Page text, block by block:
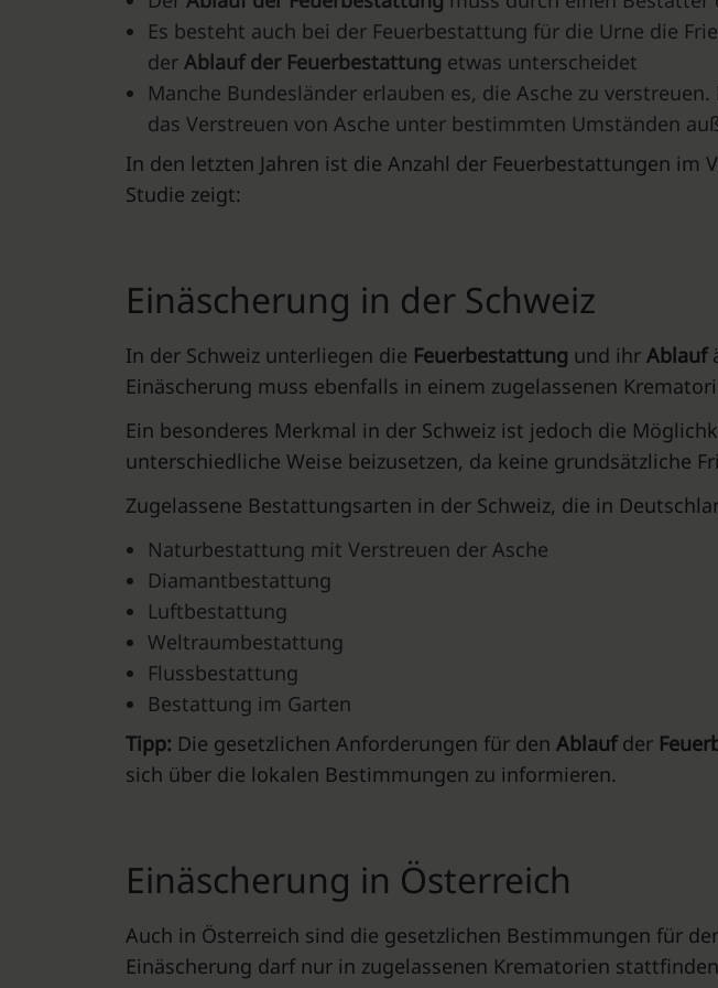
Es besteht auch bei der Feuerbestattung für die Urne die
der Ablauf der Feuerbestattung etwas unterscheidet
Manche Bundesländer erlauben es, die Asche zu
das Verstreuen von Asche unter bestimmten Umständen
In den letzten Jahren ist die Anzahl der Feuerbestattungen
Studie zeigt:
Einäscherung in der Schweiz
In der Schweiz unterliegen die Feuerbestattung und ihr Ablauf
Einäscherung muss ebenfalls in einem zugelassenen
Ein besonderes Merkmal in der Schweiz ist jedoch die
unterschiedliche Weise beizusetzen, da keine grundsätzliche
Zugelassene Bestattungsarten in der Schweiz, die in
Naturbestattung mit Verstreuen der Asche
Diamantbestattung
Luftbestattung
Weltraumbestattung
Flussbestattung
Bestattung im Garten
Tipp: Die gesetzlichen Anforderungen für den Ablaufder
sich über die lokalen Bestimmungen zu informieren.
Einäscherung in Österreich
Auch in Österreich sind die gesetzlichen Bestimmungen für
Einäscherung darf nur in zugelassenen Krematorien